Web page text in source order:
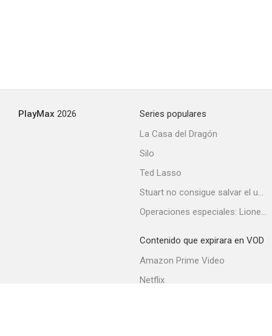
PlayMax 2026
Series populares
La Casa del Dragón
Silo
Ted Lasso
Stuart no consigue salvar el universo
Operaciones especiales: Lioness
Contenido que expirara en VOD
Amazon Prime Video
Netflix